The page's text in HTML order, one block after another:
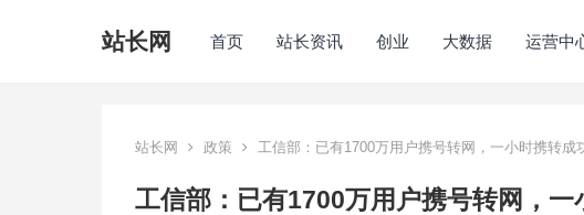
站长网 首页 站长资讯 创业 大数据 运营中
站长网 政策 工信部：已有1700万用户携号转网，一小时携转成
工信部：已有1700万用户携号转网，